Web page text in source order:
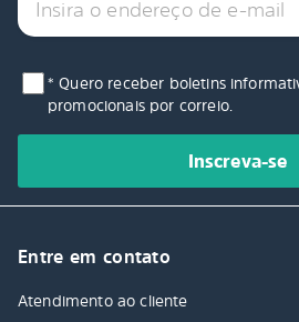
* Quero receber boletins
promocionais por correio.
Entre em contato
Atendimento ao cliente